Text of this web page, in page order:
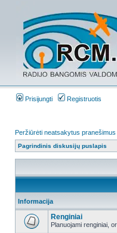
Prisijungti Registruotis
Peržiūrėti neatsakytus pranešimus
Pagrindinis diskusijų puslapis
Informacija
Renginiai
Planuojami renginiai,